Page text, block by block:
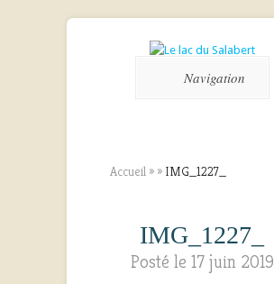
Navigation
Accueil » » IMG_1227_
IMG_1227_
Posté le 17 juin 2019